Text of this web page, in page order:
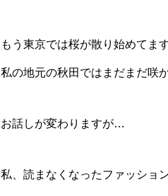
もう東京では桜が散り始めてま
私の地元の秋田ではまだまだ咲
お話しが変わりますが…
私、読まなくなったファッショ